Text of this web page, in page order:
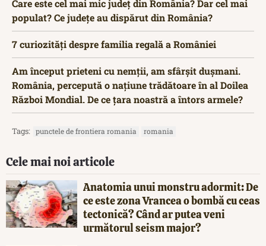
Care este cel mai mic județ din România? Dar cel mai
populat? Ce județe au dispărut din România?
7 curiozități despre familia regală a României
Am început prieteni cu nemții, am sfârșit dușmani.
România, percepută o națiune trădătoare în al Doilea
Război Mondial. De ce țara noastră a întors armele?
Tags: punctele de frontiera romania romania
Cele mai noi articole
Anatomia unui monstru adormit: De
ce este zona Vrancea o bombă cu ceas
tectonică? Când ar putea veni
următorul seism major?